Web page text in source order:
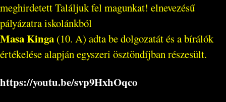
meghirdetett Találjuk fel magunkat! elnevezésű
pályázatra iskolánkból
Masa Kinga (10. A) adta be dolgozatát és a bírálók
értékelése alapján egyszeri ösztöndíjban részesült.
https://youtu.be/svp9HxhOqco